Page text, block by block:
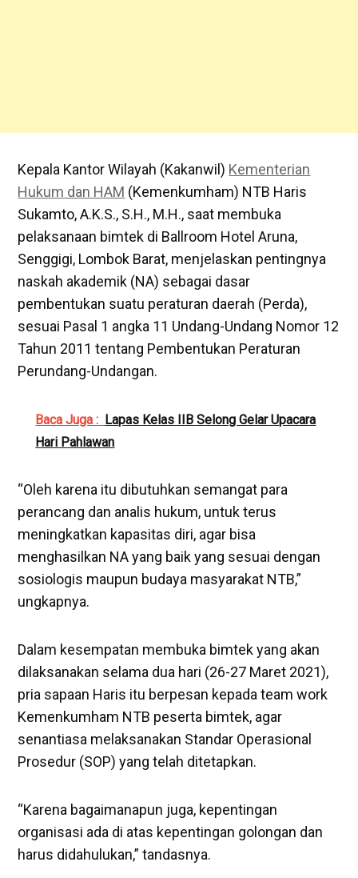
Kepala Kantor Wilayah (Kakanwil) Kementerian
Hukum dan HAM (Kemenkumham) NTB Haris
Sukamto, A.K.S., S.H., M.H., saat membuka
pelaksanaan bimtek di Ballroom Hotel Aruna,
Senggigi, Lombok Barat, menjelaskan pentingnya
naskah akademik (NA) sebagai dasar
pembentukan suatu peraturan daerah (Perda),
sesuai Pasal 1 angka 11 Undang-Undang Nomor 12
Tahun 2011 tentang Pembentukan Peraturan
Perundang-Undangan.
Baca Juga : Lapas Kelas IIB Selong Gelar Upacara
Hari Pahlawan
“Oleh karena itu dibutuhkan semangat para
perancang dan analis hukum, untuk terus
meningkatkan kapasitas diri, agar bisa
menghasilkan NA yang baik yang sesuai dengan
sosiologis maupun budaya masyarakat NTB,”
ungkapnya.
Dalam kesempatan membuka bimtek yang akan
dilaksanakan selama dua hari (26-27 Maret 2021),
pria sapaan Haris itu berpesan kepada team work
Kemenkumham NTB peserta bimtek, agar
senantiasa melaksanakan Standar Operasional
Prosedur (SOP) yang telah ditetapkan.
“Karena bagaimanapun juga, kepentingan
organisasi ada di atas kepentingan golongan dan
harus didahulukan,” tandasnya.